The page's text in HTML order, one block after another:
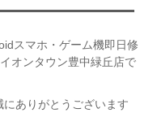
スマホ・ゲーム機即日修
オンタウン豊中緑丘店で
ありがとうございます